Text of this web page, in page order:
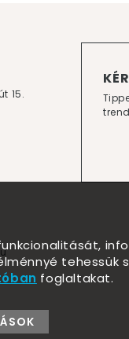
15.
tehessük
foglaltakat.